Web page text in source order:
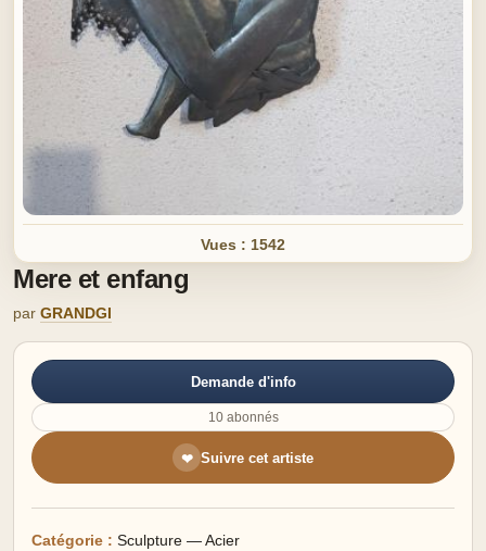
Vues : 1542
Mere et enfang
par GRANDGI
Demande d'info
10 abonnés
❤ Suivre cet artiste
Catégorie : Sculpture — Acier